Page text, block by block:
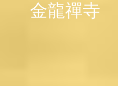
金龍禪寺